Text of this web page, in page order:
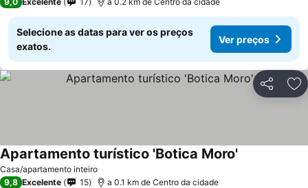
Selecione as datas para ver os preços
exatos.
Ver preços
Partilhar
Casa/apartamento inteiro
Apartamento turístico 'Botica Moro'
9,8 Excelente 15 a 0.1 km de Centro da cidade